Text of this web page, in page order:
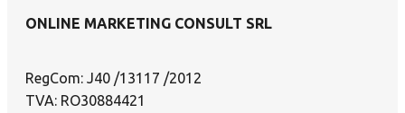
ONLINE MARKETING CONSULT SRL
RegCom: J40 /13117 /2012
TVA: RO30884421